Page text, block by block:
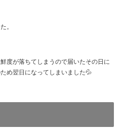
。
度が落ちてしまうので届いたその日に
め翌日になってしまいました💦